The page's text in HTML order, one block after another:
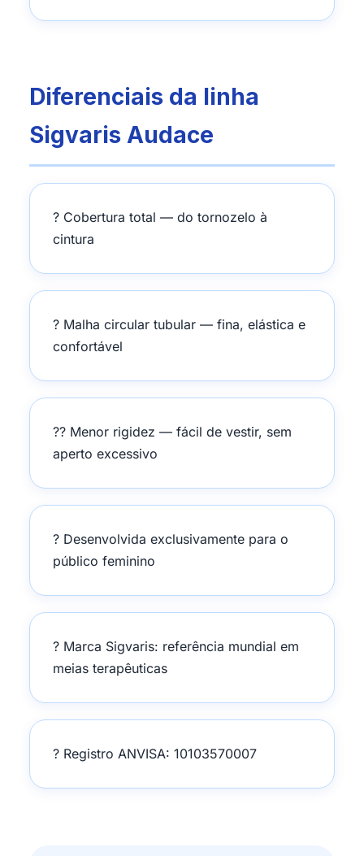
Diferenciais da linha
Sigvaris Audace
? Cobertura total — do tornozelo à
cintura
? Malha circular tubular — fina, elástica e
confortável
?? Menor rigidez — fácil de vestir, sem
aperto excessivo
? Desenvolvida exclusivamente para o
público feminino
? Marca Sigvaris: referência mundial em
meias terapêuticas
? Registro ANVISA: 10103570007